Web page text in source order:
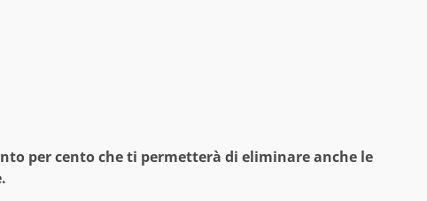
per cento che ti permetterà di eliminare anche le